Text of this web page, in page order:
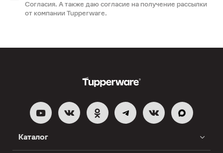
Согласия. А также даю согласие на получение рассылки
от компании Tupperware.
Каталог